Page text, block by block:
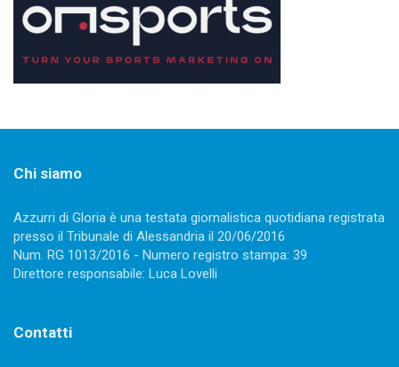
Chi siamo
Azzurri di Gloria è una testata giornalistica quotidiana registrata
presso il Tribunale di Alessandria il 20/06/2016
Num. RG 1013/2016 - Numero registro stampa: 39
Direttore responsabile: Luca Lovelli
Contatti